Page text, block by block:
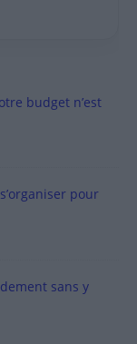
budget n’est
pour
sans y